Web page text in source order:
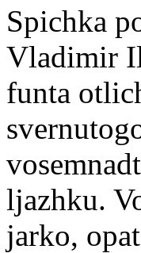
Spichka
Vladimir
funta
ljazhku.
jarko,